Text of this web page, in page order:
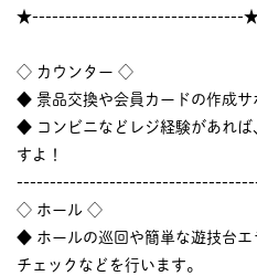
★--------------------------------
◇ カウンター ◇
◆ 景品交換や会員カードの作成
◆ コンビニなどレジ経験があれば
すよ！
◇ ホール ◇
◆ ホールの巡回や簡単な遊技台エ
チェックなどを行います。